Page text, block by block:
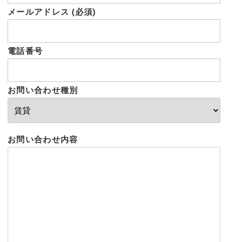
メールアドレス (必須)
電話番号
お問い合わせ種別
お問い合わせ内容